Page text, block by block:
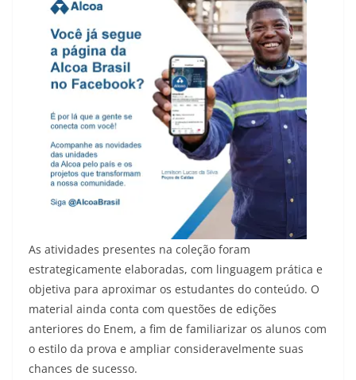
As atividades presentes na coleção foram
estrategicamente elaboradas, com linguagem prática e
objetiva para aproximar os estudantes do conteúdo. O
material ainda conta com questões de edições
anteriores do Enem, a fim de familiarizar os alunos com
o estilo da prova e ampliar consideravelmente suas
chances de sucesso.